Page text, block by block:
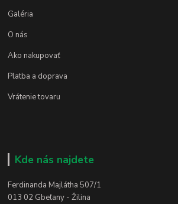
Galéria
O nás
Ako nakupovať
Platba a doprava
Vrátenie tovaru
Kde nás najdete
Ferdinanda Majlátha 507/1
013 02 Gbeľany - Žilina